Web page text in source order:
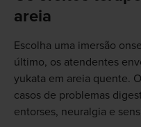
areia
Escolha uma imersão
último, os atendentes
yukata em areia quente.
casos de problemas
entorses, neuralgia e